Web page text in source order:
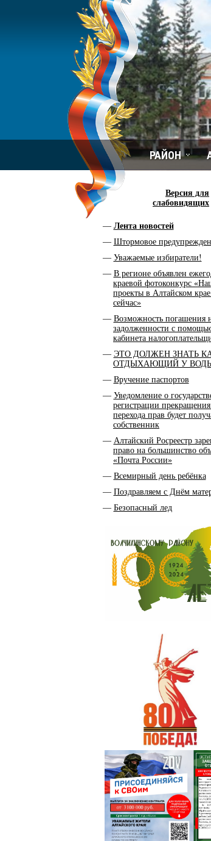
РАЙОН
Версия для
слабовидящих
Лента новостей
Штормовое
Уважаемые избиратели!
В регионе объявлен
краевой фотоконкурс
проекты в Алтайском
сейчас»
Возможность погашения
задолженности с
кабинета
ЭТО ДОЛЖЕН ЗНАТЬ
ОТДЫХАЮЩИЙ У
Вручение паспортов
Уведомление о
регистрации
перехода прав будет
собственник
Алтайский Росреестр
право на большинство
«Почта России»
Всемирный день ребёнка
Поздравляем с Днём
Безопасный лед